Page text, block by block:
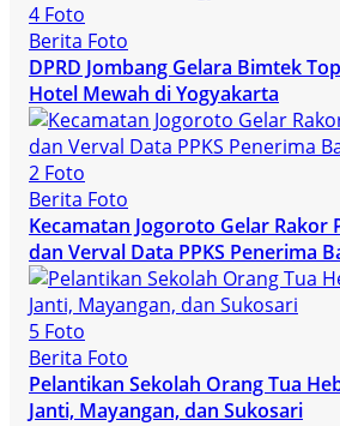
4 Foto
Berita Foto
DPRD Jombang Gelara Bimtek
Hotel Mewah di Yogyakarta
2 Foto
Berita Foto
Kecamatan Jogoroto Gelar Rakor
dan Verval Data PPKS Penerima
5 Foto
Berita Foto
Pelantikan Sekolah Orang Tua
Janti, Mayangan, dan Sukosari